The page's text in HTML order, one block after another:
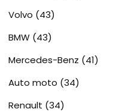
Volvo (43)
BMW (43)
Mercedes-Benz (41)
Auto moto (34)
Renault (34)